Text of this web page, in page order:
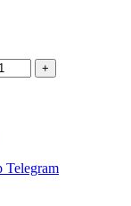
Telegram